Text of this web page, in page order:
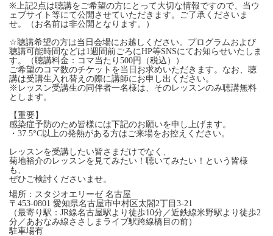
※上記2点は聴講をご希望の方にとって大切な情報ですので、当ウ
ェブサイト等にて公開させていただきます。ご了承くださいま
せ。（お名前は非公開となります。）
☆聴講希望の方は当日会場にお越しください。プログラムおよび
聴講可能時間などは1週間前ごろにHP等SNSにてお知らせいたしま
す。（聴講料金：コマ当たり500円（税込））
ご希望のコマ数のチケットを当日お求めいただきます。なお、聴
講は受講生入れ替えの際に講師にお申し出ください。
※レッスン受講生の同伴者一名様は、そのレッスンのみ聴講無料
とします。
【重要】
感染症予防のため皆様には下記のお願いを申し上げます。
・37.5°C以上の発熱がある方はご来場をお控えください。
レッスンを受講したい皆さまだけでなく、
菊地裕介のレッスンを見てみたい！聴いてみたい！という皆様
も、
ぜひご検討くださいませ。
場所：スタジオエリーゼ 名古屋
〒453-0801 愛知県名古屋市中村区太閤2丁目3-21
（最寄り駅：JR線名古屋駅より徒歩10分／近鉄線米野駅より徒歩2
分／あおなみ線ささしまライブ駅跨線橋目の前）
駐車場有